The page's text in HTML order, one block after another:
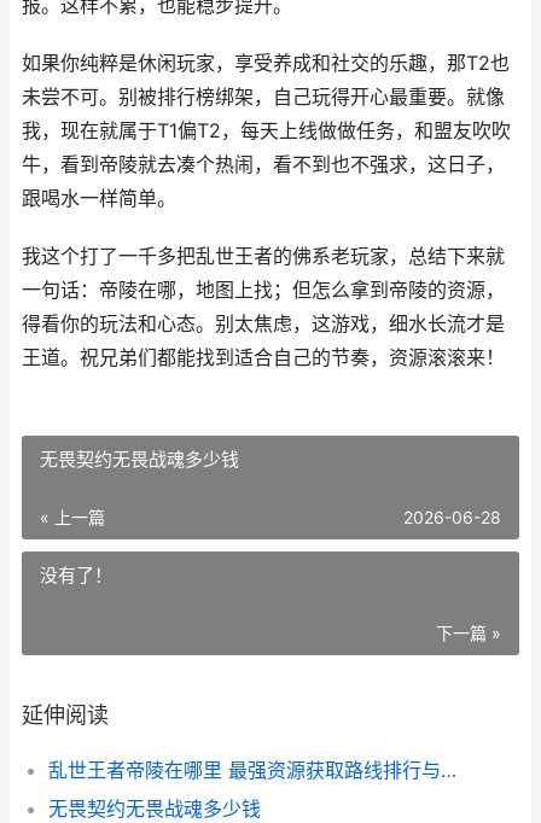
报。这样不累，也能稳步提升。
如果你纯粹是休闲玩家，享受养成和社交的乐趣，那T2也
未尝不可。别被排行榜绑架，自己玩得开心最重要。就像
我，现在就属于T1偏T2，每天上线做做任务，和盟友吹吹
牛，看到帝陵就去凑个热闹，看不到也不强求，这日子，
跟喝水一样简单。
我这个打了一千多把乱世王者的佛系老玩家，总结下来就
一句话：帝陵在哪，地图上找；但怎么拿到帝陵的资源，
得看你的玩法和心态。别太焦虑，这游戏，细水长流才是
王道。祝兄弟们都能找到适合自己的节奏，资源滚滚来！
无畏契约无畏战魂多少钱
« 上一篇 2026-06-28
没有了！
下一篇 »
延伸阅读
乱世王者帝陵在哪里 最强资源获取路线排行与实测避坑指南
无畏契约无畏战魂多少钱